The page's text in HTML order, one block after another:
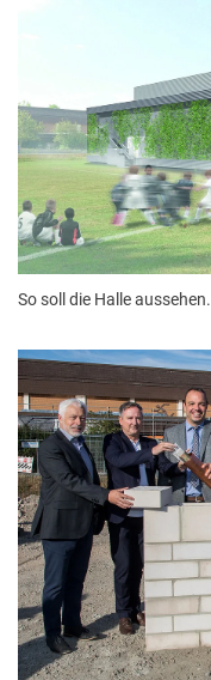
So soll die Halle aussehen.